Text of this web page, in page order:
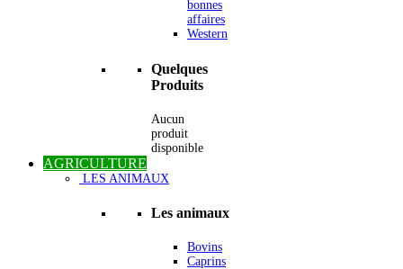
bonnes
affaires
Western
Quelques
Produits
Aucun
produit
disponible
AGRICULTURE
LES ANIMAUX
Les animaux
Bovins
Caprins